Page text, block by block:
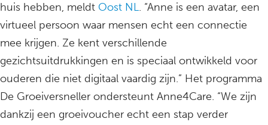
huis hebben, meldt Oost NL. “Anne is een avatar, een
virtueel persoon waar mensen echt een connectie
mee krijgen. Ze kent verschillende
gezichtsuitdrukkingen en is speciaal ontwikkeld voor
ouderen die niet digitaal vaardig zijn.” Het programma
De Groeiversneller ondersteunt Anne4Care. “We zijn
dankzij een groeivoucher echt een stap verder